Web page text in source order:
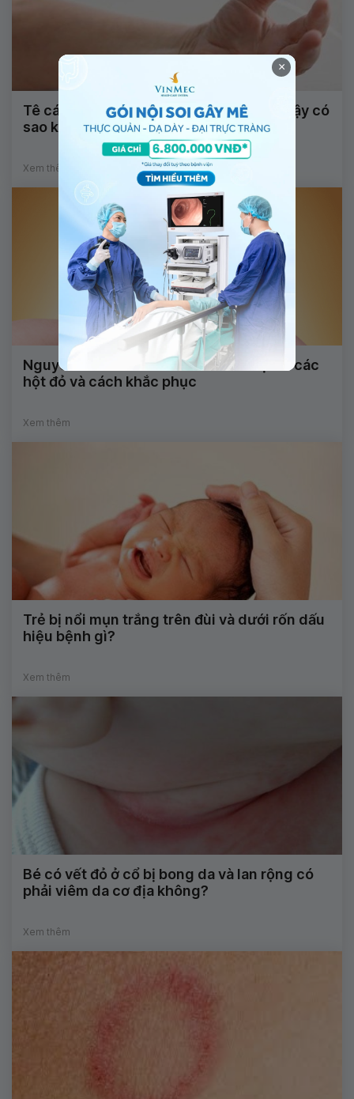
Tê cánh tay kèm đau gót chân khi ngủ dậy có
sao không?
Xem thêm
Nguyên nhân khiến da trẻ sơ sinh bị nổi các
hột đỏ và cách khắc phục
Xem thêm
Trẻ bị nổi mụn trắng trên đùi và dưới rốn dấu
hiệu bệnh gì?
Xem thêm
Bé có vết đỏ ở cổ bị bong da và lan rộng có
phải viêm da cơ địa không?
Xem thêm
×